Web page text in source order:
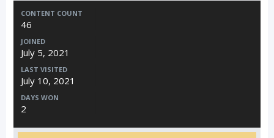
CONTENT COUNT
46
JOINED
July 5, 2021
LAST VISITED
July 10, 2021
DAYS WON
2